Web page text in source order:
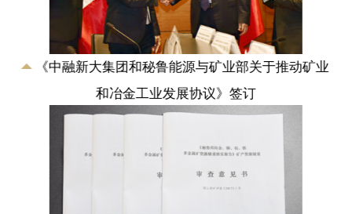
《中融新大集团和秘鲁能源与矿业部关于推动矿业
和冶金工业发展协议》签订
岛)矿产资源有限公司出具了《秘鲁邦沟
金、铜、钴、铁多金属矿产资源储量核实
审查意见书》...